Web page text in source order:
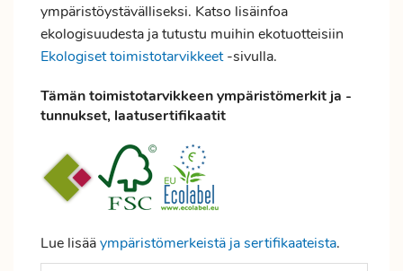
ympäristöystävälliseksi. Katso lisäinfoa
ekologisuudesta ja tutustu muihin ekotuotteisiin
Ekologiset toimistotarvikkeet-sivulla.
Tämän toimistotarvikkeen ympäristömerkit ja -
tunnukset, laatusertifikaatit
Lue lisääympäristömerkeistä ja sertifikaateista.